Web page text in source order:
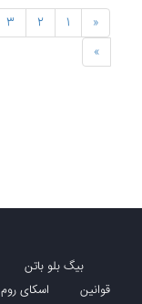
«
1
2
3
»
بیگ بلو باتن
قوانین
اسکای روم